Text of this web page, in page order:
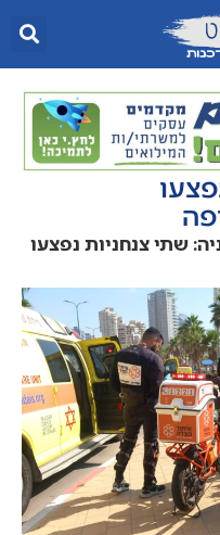
שתי צנחניות נפצעו